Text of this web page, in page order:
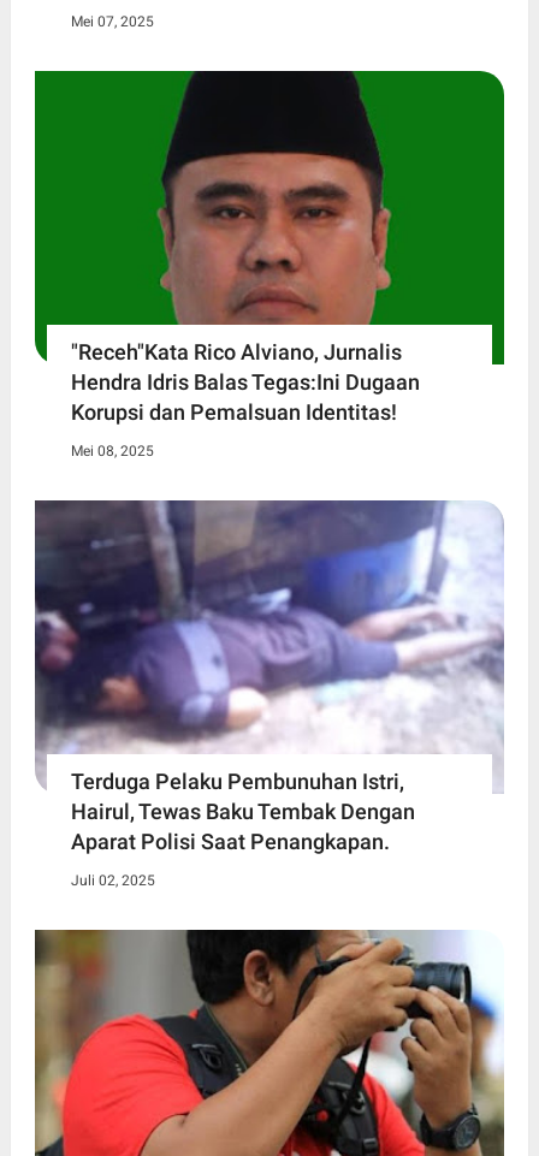
Mei 07, 2025
"Receh"Kata Rico Alviano, Jurnalis
Hendra Idris Balas Tegas:Ini Dugaan
Korupsi dan Pemalsuan Identitas!
Mei 08, 2025
Terduga Pelaku Pembunuhan Istri,
Hairul, Tewas Baku Tembak Dengan
Aparat Polisi Saat Penangkapan.
Juli 02, 2025